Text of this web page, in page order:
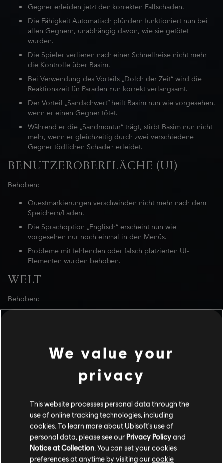
Gegner erleiden jetzt den korrekten Fallschaden.
Die Fähigkeit Automatisch plündern funktioniert nun bei
allen Gegnern, unabhängig davon, wie sie getötet
wurden.
Die Spieler verlieren nach einer Schnellreise nicht mehr
die Kontrolle über Basim.
Bei Verwendung des Vorteils „Dolch der Zeit“ wird die
Reaktionszeit für Paraden nun korrekt verlangsamt.
Der Vorteil „Sandschwert“ heilt Basim nun wie vorgesehen,
wenn er einen Gegner tötet.
Während er die „Sandmontur“ trägt, stirbt Basim nun nicht
mehr, wenn er gleichzeitig durch zwei verschiedene
Gegner tödlichen Schaden erleidet.
BENUTZEROBERFLÄCHE (UI)
Behoben:
Questmarkierungen verschwinden nicht mehr nach dem
Speichern/Laden.
Die Sprachoption „Englisch“ erscheint nun wie
vorgesehen nur noch einmal in den Menüs.
Probleme mit fehlenden oder falsch platzierten UI-
Elementen wurden behoben.
WELT
Behoben:
Kollisionen mit einigen unsichtbaren Objekten in Bagdad
Behoben:
Die Erkennung durch NPCs bei der Quest „Vergoldete
Schmetterlinge“ wurde verbessert.
Belohnungs-Gegenstände der Quest „Die vierzig Räuber“
waren im Spiel nicht sichtbar.
We value your
privacy
This website processes personal data through the
use of online tracking technologies, including
cookies. To learn more about Ubisoft's use of
personal data, please see our Privacy Policyand
Notice at Collection. You can set your cookies
preferences at anytime by visiting ourcookie